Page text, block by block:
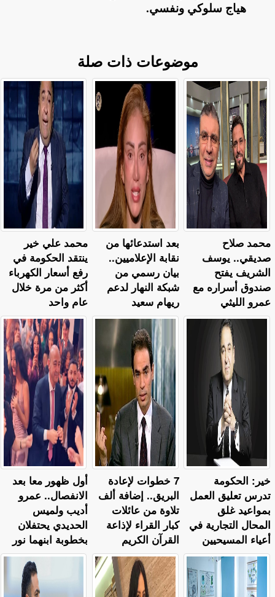
هياج سلوكي ونفسي.
موضوعات ذات صلة
محمد علي خير
ينتقد الحكومة في
رفع أسعار الكهرباء
أكثر من مرة خلال
عام واحد
بعد استدعائها من
نقابة الإعلاميين..
بيان رسمي من
شبكة النهار لدعم
ريهام سعيد
محمد صلاح
صديقي.. يوسف
الشريف يفتح
صندوق أسراره مع
عمرو الليثي
أول ظهور معا بعد
الانفصال.. عمرو
أديب ولميس
الحديدي يحتفلان
بخطوبة ابنهما نور
7 خطوات لإعادة
البريق.. إضافة ألف
تلاوة من عائلات
كبار القراء لإذاعة
القرآن الكريم
خير: الحكومة
تدرس تعليق العمل
بمواعيد غلق
المحال التجارية في
أعياء المسيحيين